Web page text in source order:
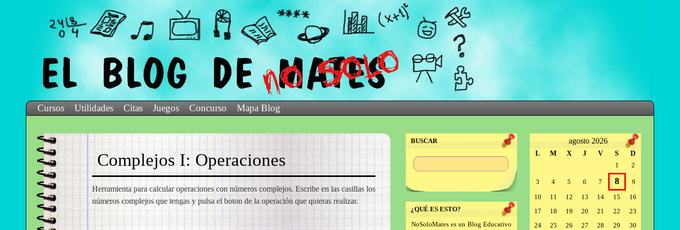
Cursos Utilidades Citas Juegos Concurso Mapa Blog
Complejos I: Operaciones
Herramienta para calcular operaciones con números complejos. Escribe en las casillas los
números complejos que tengas y pulsa el boton de la operación que quieras realizar.
BUSCAR
¿QUÉ ES ESTO?
NoSoloMates es un Blog Educativo
agosto 2026
L M X J V S
D
1
2
3 4 5 6 7 8
9
10
11 12 13 14 15
16
17
18 19 20 21 22
23
24
25 26 27 28 29
30